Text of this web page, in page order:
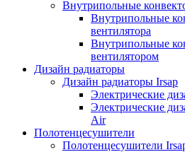
Внутрипольные
Внутрипольные
вентилятора
Внутрипольные
вентилятором
Дизайн радиаторы
Дизайн радиаторы Irsap
Электрические
Электрические
Air
Полотенцесушители
Полотенцесушители